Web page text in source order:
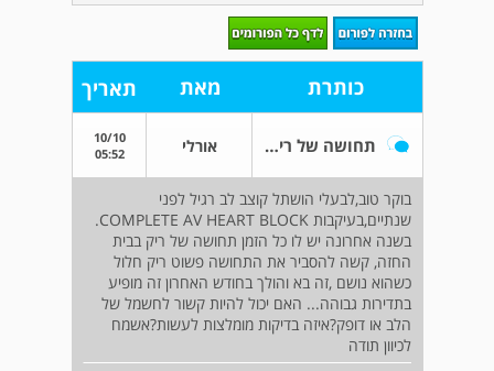
כותרת מאת תאריך
תחושה של ריק בבית החזה אורלי
10/10
05:52
בוקר טוב,לבעלי הושתל קוצב לב רגיל לפני
שנתיים,בעיקבות COMPLETE AV HEART BLOCK.
בשנה אחרונה יש לו כל הזמן תחושה של ריק בבית
החזה, קשה להסביר את התחושה פשוט ריק חלול
כשהוא נושם ,זה בא והולך בחודש האחרון זה מופיע
בתדירות גבוהה... האם יכול להיות קשור לחשמל של
הלב או דופק?איזה בדיקות מומלצות לעשות?אשמח
לכיוון תודה